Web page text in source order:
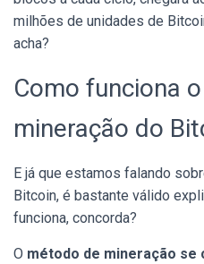
milhões de unidades de
acha?
Como funciona
mineração do
E já que estamos falando
Bitcoin, é bastante válido
funciona, concorda?
O método de mineração se